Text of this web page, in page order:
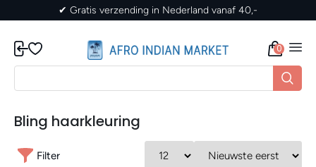
✔ Gratis verzending in Nederland
0
Bling haarkleuring
Filter